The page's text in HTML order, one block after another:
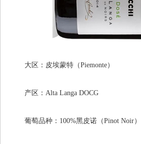
大区：皮埃蒙特（Piemonte）
产区：Alta Langa DOCG
葡萄品种：100%黑皮诺（Pinot Noir）